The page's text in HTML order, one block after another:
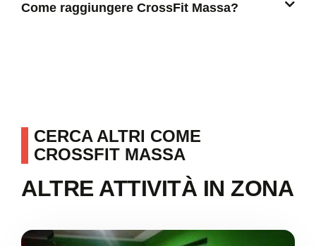
Come raggiungere CrossFit Massa?
CERCA ALTRI COME
CROSSFIT MASSA
ALTRE ATTIVITÀ IN ZONA